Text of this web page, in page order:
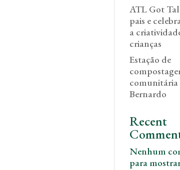
ATL Got
pais e
a
crianças
Estação de
comunitária
Bernardo
Recent
Nenhum
para